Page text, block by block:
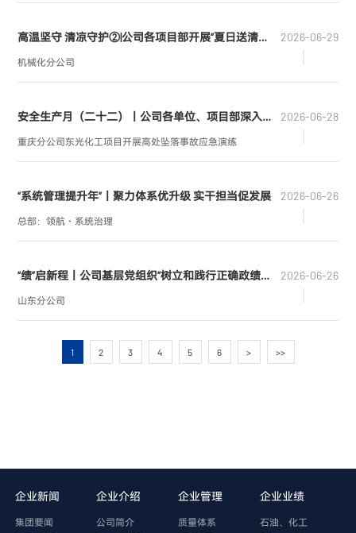
想坐标、明晰行动方向。
高温坚守 清凉守护②|公司各项目部开展“夏日送清凉”慰问活动 2026-06-29
机械化分公司
安全生产月（二十二）丨公司各单位、项目部深入开展“安全生产月”系列活动 2026-06-28
重庆分公司东光化工项目开展高处坠落事故应急演练
“系统管理提升年”丨聚力体系优升级 实干担当促发展 2026-06-26
总部：领航・系统治理
“绩”启新程丨公司基层党组织“树立和践行正确政绩观学习教育”进行时（五） 2026-06-26
山东分公司
1 2 3 4 5 6 > >>
企业新闻
集团要闻
企业介绍
公司简介
企业管理
质量体系
企业业绩
石油、化工